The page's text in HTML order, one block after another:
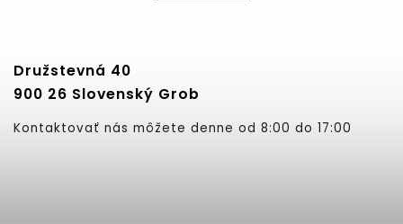
Družstevná 40
900 26 Slovenský Grob
Kontaktovať nás môžete denne od 8:00 do 17:00